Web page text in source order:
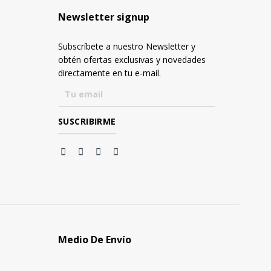
Newsletter signup
Subscríbete a nuestro Newsletter y
obtén ofertas exclusivas y novedades
directamente en tu e-mail.
Medio De Envío